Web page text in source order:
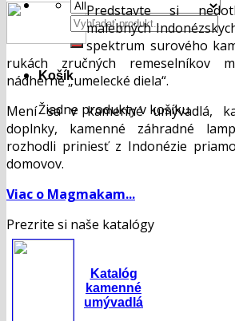
Hľadať:
Košík
Žiadne produkty v košíku.
Predstavte si
malebných
spektrum surového
rukách zručných remeselníkov
nádherné „umelecké diela“.
Mení sa v kamenné umývadlá,
doplnky, kamenné záhradné
rozhodli priniesť z Indonézie
domovov.
Viac o Magmakam...
Prezrite si naše katalógy
Katalóg
kamenné
umývadlá